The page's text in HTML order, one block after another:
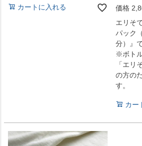
カートに入れる
価格
エリそ
パック
分）』
※ボト
「エリ
の方の
す。
カー